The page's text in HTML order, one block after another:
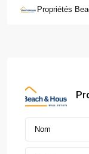
Propriétés